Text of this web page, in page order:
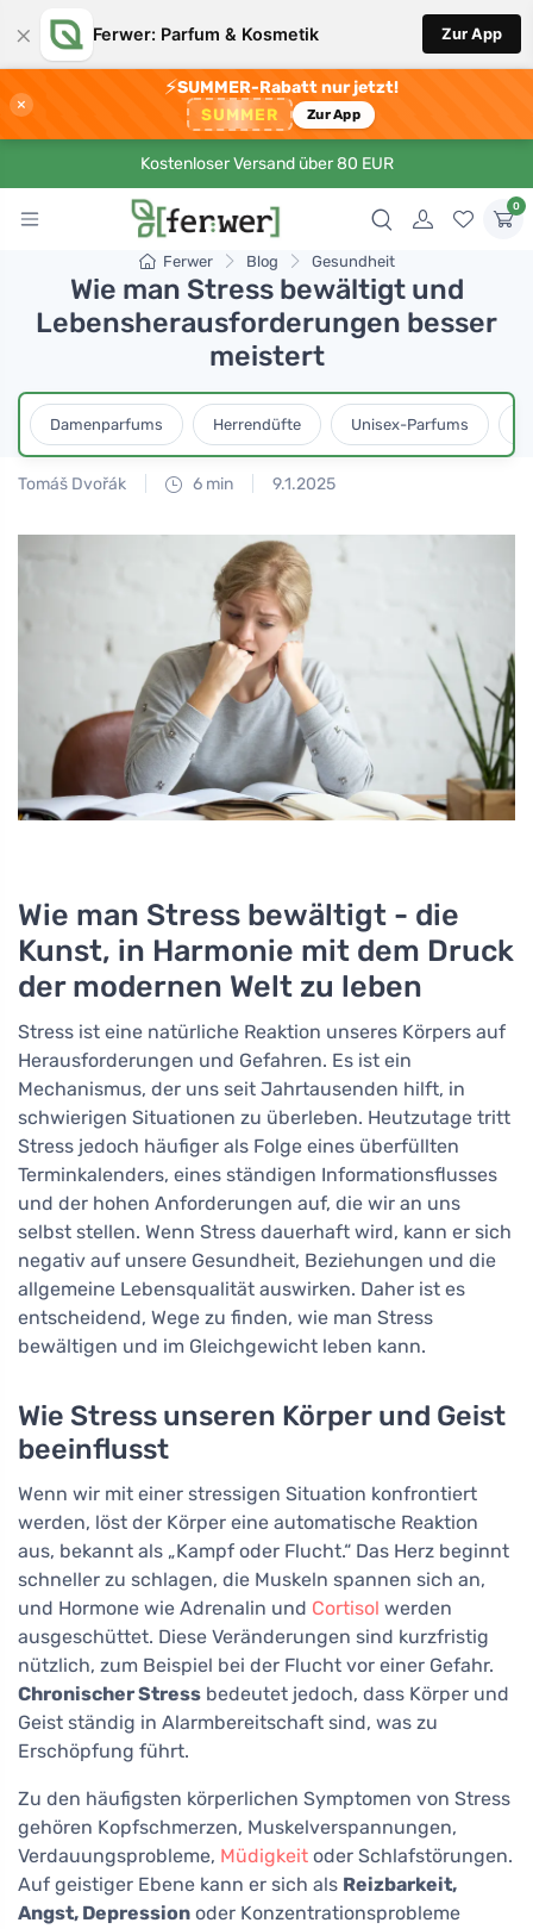
× Ferwer: Parfum & Kosmetik Zur App
×
⚡SUMMER-Rabatt nur jetzt!
SUMMER Zur App
Kostenloser Versand über 80 EUR
0
Ferwer Blog Gesundheit
Wie man Stress bewältigt und
Lebensherausforderungen besser
meistert
Damenparfums Herrendüfte Unisex-Parfums
Tomáš Dvořák 6 min 9.1.2025
Wie man Stress bewältigt - die
Kunst, in Harmonie mit dem Druck
der modernen Welt zu leben
Stress ist eine natürliche Reaktion unseres Körpers auf
Herausforderungen und Gefahren. Es ist ein
Mechanismus, der uns seit Jahrtausenden hilft, in
schwierigen Situationen zu überleben. Heutzutage tritt
Stress jedoch häufiger als Folge eines überfüllten
Terminkalenders, eines ständigen Informationsflusses
und der hohen Anforderungen auf, die wir an uns
selbst stellen. Wenn Stress dauerhaft wird, kann er sich
negativ auf unsere Gesundheit, Beziehungen und die
allgemeine Lebensqualität auswirken. Daher ist es
entscheidend, Wege zu finden, wie man Stress
bewältigen und im Gleichgewicht leben kann.
Wie Stress unseren Körper und Geist
beeinflusst
Wenn wir mit einer stressigen Situation konfrontiert
werden, löst der Körper eine automatische Reaktion
aus, bekannt als „Kampf oder Flucht.“ Das Herz beginnt
schneller zu schlagen, die Muskeln spannen sich an,
und Hormone wie Adrenalin und Cortisol werden
ausgeschüttet. Diese Veränderungen sind kurzfristig
nützlich, zum Beispiel bei der Flucht vor einer Gefahr.
Chronischer Stress bedeutet jedoch, dass Körper und
Geist ständig in Alarmbereitschaft sind, was zu
Erschöpfung führt.
Zu den häufigsten körperlichen Symptomen von Stress
gehören Kopfschmerzen, Muskelverspannungen,
Verdauungsprobleme, Müdigkeit oder Schlafstörungen.
Auf geistiger Ebene kann er sich als Reizbarkeit,
Angst, Depression oder Konzentrationsprobleme